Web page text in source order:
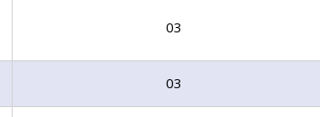
03
03